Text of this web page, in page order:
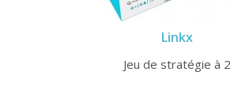
Linkx
Jeu de stratégie à 2